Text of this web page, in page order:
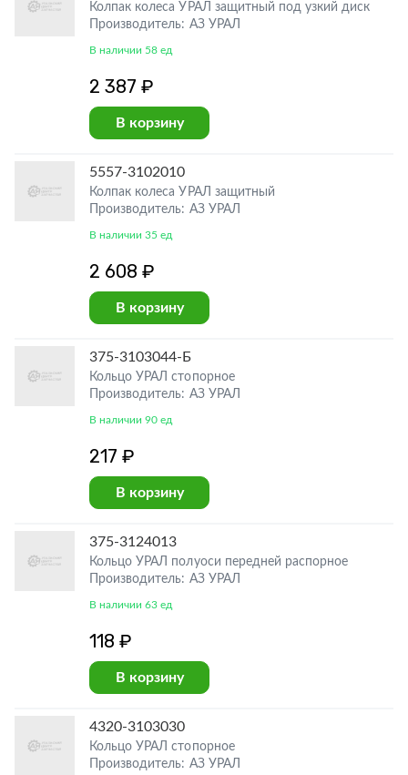
Колпак колеса УРАЛ защитный под узкий диск
Производитель: АЗ УРАЛ
В наличии 58 ед
2 387 ₽
В корзину
5557-3102010
Колпак колеса УРАЛ защитный
Производитель: АЗ УРАЛ
В наличии 35 ед
2 608 ₽
В корзину
375-3103044-Б
Кольцо УРАЛ стопорное
Производитель: АЗ УРАЛ
В наличии 90 ед
217 ₽
В корзину
375-3124013
Кольцо УРАЛ полуоси передней распорное
Производитель: АЗ УРАЛ
В наличии 63 ед
118 ₽
В корзину
4320-3103030
Кольцо УРАЛ стопорное
Производитель: АЗ УРАЛ